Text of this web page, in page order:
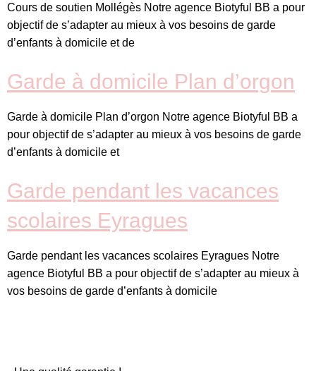
Cours de soutien Mollégès Notre agence Biotyful BB a pour
objectif de s’adapter au mieux à vos besoins de garde
d’enfants à domicile et de
Garde à domicile Plan d’orgon
Garde à domicile Plan d’orgon Notre agence Biotyful BB a
pour objectif de s’adapter au mieux à vos besoins de garde
d’enfants à domicile et
Garde pendant les vacances
scolaires Eyragues
Garde pendant les vacances scolaires Eyragues Notre
agence Biotyful BB a pour objectif de s’adapter au mieux à
vos besoins de garde d’enfants à domicile